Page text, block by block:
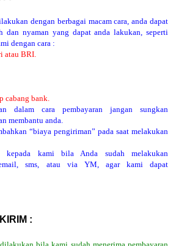
dengan berbagai macam cara, anda dapat
dan nyaman yang dapat anda lakukan, seperti
dengan cara :
atau BRI.
cabang bank.
dalam cara pembayaran jangan sungkan
membantu anda.
“biaya pengiriman” pada saat melakukan
kepada kami bila Anda sudah melakukan
sms, atau via YM, agar kami dapat
: